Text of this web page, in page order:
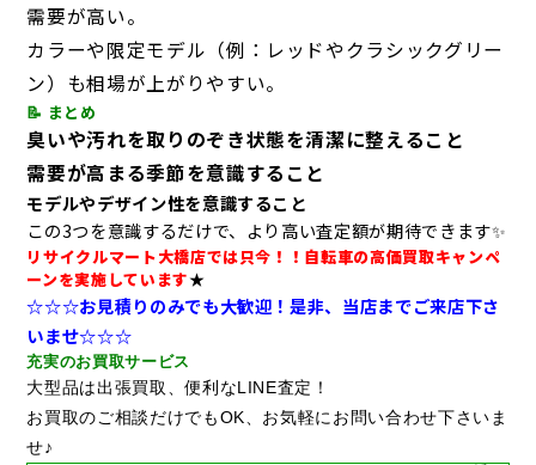
需要が高い。
カラーや限定モデル（例：レッドやクラシックグリー
ン）も相場が上がりやすい。
📝 まとめ
臭いや汚れを取りのぞき状態を清潔に整えること
需要が高まる季節を意識すること
モデルやデザイン性を意識すること
この3つを意識するだけで、より高い査定額が期待できます✨
リサイクルマート大橋店では只今！！自転車の高価買取キャンペ
ーンを実施しています★
☆☆☆お見積りのみでも大歓迎！是非、当店までご来店下さ
いませ☆☆☆
充実のお買取サービス
大型品は出張買取、便利なLINE査定！
お買取のご相談だけでもOK、お気軽にお問い合わせ下さいま
せ♪